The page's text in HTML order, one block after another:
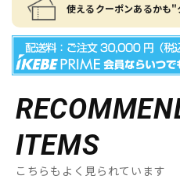
使えるクーポンあるかも
ITEMS
こちらもよく見られています